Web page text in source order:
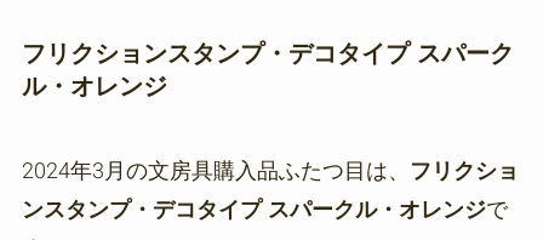
フリクションスタンプ・デコタイプ スパーク
ル・オレンジ
2024年3月の文房具購入品ふたつ目は、
フリクショ
ンスタンプ・デコタイプ スパークル・オレンジで